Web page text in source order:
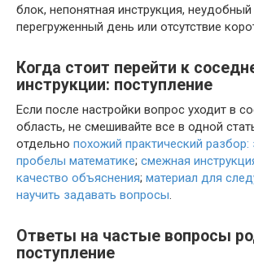
блок, непонятная инструкция, неудобный
перегруженный день или отсутствие
Когда стоит перейти к
инструкции: поступление
Если после настройки вопрос уходит в
область, не смешивайте все в одной
отдельно похожий практический разбор:
пробелы математике; смежная
качество объяснения; материал для
научить задавать вопросы.
Ответы на частые вопросы
поступление